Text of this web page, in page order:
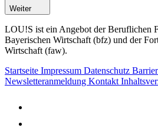
Weiter
LOU!S ist ein Angebot der Beruflichen
Bayerischen Wirtschaft (bfz) und der
Wirtschaft (faw).
Startseite Impressum Datenschutz
Newsletteranmeldung Kontakt